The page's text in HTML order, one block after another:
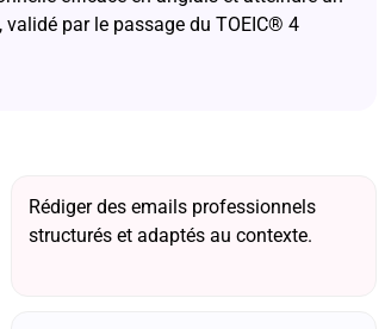
par le passage du TOEIC® 4
Rédiger des emails professionnels
structurés et adaptés au contexte.